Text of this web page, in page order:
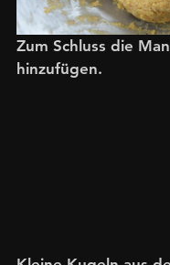
Zum Schluss die
hinzufügen.